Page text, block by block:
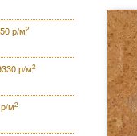
р/м2
р/м2
м2